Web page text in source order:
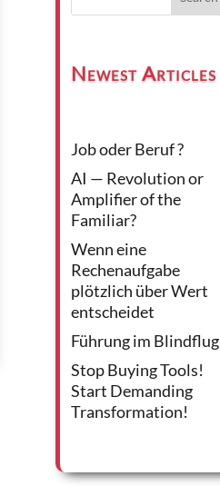
Newest Articles
Job oder Beruf ?
AI — Revolution or
Amplifier of the
Familiar?
Wenn eine
Rechenaufgabe
plötzlich über Wert
entscheidet
Führung im Blindflug
Stop Buying Tools!
Start Demanding
Transformation!